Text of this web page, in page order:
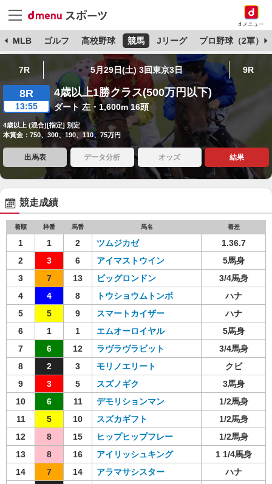
dメニュー
MLB ゴルフ 高校野球 競馬 Jリーグ プロ野球（2軍）
7R 5月29日(土) 3回東京3日 9R
8R
13:55
4歳以上1勝クラス(500万円以下)
ダート 左・1,600m 16頭
4歳以上 (混合)[指定] 別定
本賞金：750、300、190、110、75万円
出馬表 データ分析 オッズ 結果
競走成績
着順 枠番 馬番 馬名 着差
1 1 2 ツムジカゼ
1.36.7
2
3 6 アイマストウイン
5馬身
3
7 13 ビッグロンドン
3/4馬身
4
4 8 トウショウムトンボ
ハナ
5
5 9 スマートカイザー
ハナ
6
1 1 エムオーロイヤル
5馬身
7
6 12 ラヴラヴラビット
3/4馬身
8
2 3 モリノエリート
クビ
9
3 5 スズノギク
3馬身
10
6 11 デモリションマン
1/2馬身
11
5 10 スズカギフト
1/2馬身
12
8 15 ヒップヒップフレー
1/2馬身
13
8 16 アイリッシュキング
1 1/4馬身
14
7 14 アラマサシスター
ハナ